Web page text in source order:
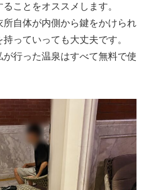
ことをオススメします。
自体が内側から鍵をかけられ
っていっても大丈夫です。
行った温泉はすべて無料で使